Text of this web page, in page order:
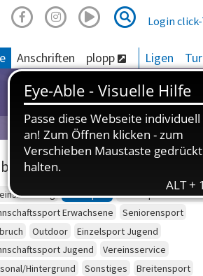
Suche
Suche
Login
Anschriften plopp Ligen
Schulsport
Einzelsport
Erwachsene
Seniorensport
Outdoor
Einzelsport Jugend
Jugend
Vereinsservice
Hintergrund
Sonstiges
Breitensport